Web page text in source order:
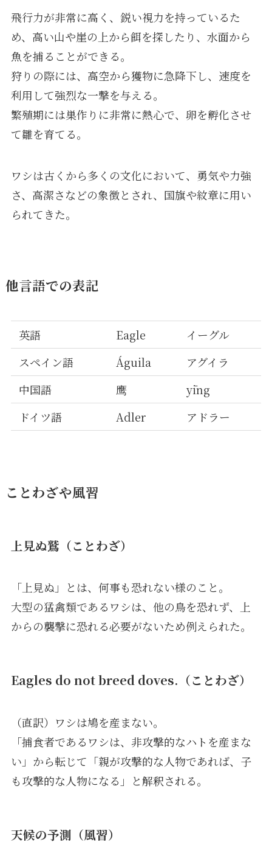
飛行力が非常に高く、鋭い視力を持っているた
め、高い山や崖の上から餌を探したり、水面から
魚を捕ることができる。
狩りの際には、高空から獲物に急降下し、速度を
利用して強烈な一撃を与える。
繁殖期には巣作りに非常に熱心で、卵を孵化させ
て雛を育てる。
ワシは古くから多くの文化において、勇気や力強
さ、高潔さなどの象徴とされ、国旗や紋章に用い
られてきた。
他言語での表記
英語 Eagle
イーグル
スペイン語
Águila
アグイラ
中国語
鹰
yīng
ドイツ語
Adler アドラー
ことわざや風習
上見ぬ鷲（ことわざ）
「上見ぬ」とは、何事も恐れない様のこと。
大型の猛禽類であるワシは、他の鳥を恐れず、上
からの襲撃に恐れる必要がないため例えられた。
Eagles do not breed doves.（ことわざ）
（直訳）ワシは鳩を産まない。
「捕食者であるワシは、非攻撃的なハトを産まな
い」から転じて「親が攻撃的な人物であれば、子
も攻撃的な人物になる」と解釈される。
天候の予測（風習）